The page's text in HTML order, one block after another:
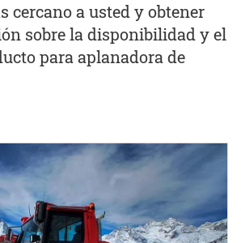
cercano a usted y obtener
sobre la disponibilidad y el
para aplanadora de